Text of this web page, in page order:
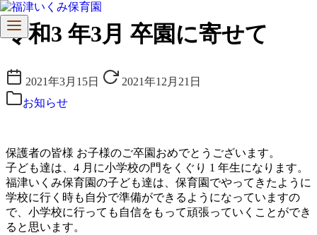
コ
ン
ン
ツ
令和3 年3月 卒園に寄せて
2021年3月15日
2021年12月21日
お知らせ
保護者の皆様 お子様のご卒園おめでとうございます。
子ども達は、4 月に小学校の門をくぐり 1 年生になります。
福津いくみ保育園の子ども達は、保育園でやってきたように
学校に行く時も自分で準備ができるようになっていますの
で、小学校に行っても自信をもって頑張っていくことができ
ると思います。